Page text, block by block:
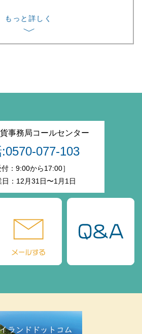
もっと詳しく
〉
事務局コールセンター
077-103
付：9:00から17:00］
：12月31日〜1月1日